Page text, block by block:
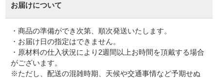
お届けについて
・商品の準備ができ次第、順次発送いたします。
・お届け日の指定はできません。
・原材料の仕入状況により2週間以上お時間を頂戴する場合
がございます。
※ただし、配送の混雑時期、天候や交通事情など予期せぬ